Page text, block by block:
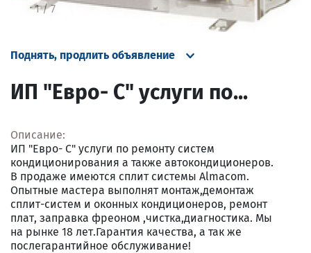
1/7
ИП "Евро- С" услуги по...
Поднять, продлить объявление
Описание:
ИП "Евро- С" услуги по ремонту систем
кондиционирования а также автокондиционеров.
В продаже имеются сплит системы Almacom.
Опытные мастера выполнят монтаж,демонтаж
сплит-систем и оконных кондиционеров, ремонт
плат, заправка фреоном ,чистка,диагностика. Мы
на рынке 18 лет.Гарантия качества, а так же
послегарантийное обслуживание!